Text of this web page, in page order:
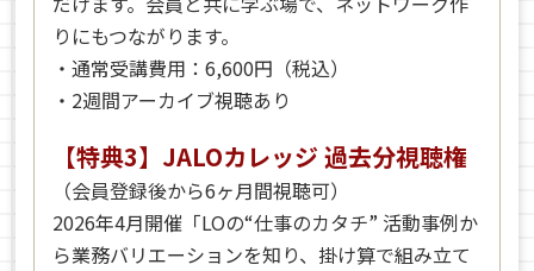
りにもつながります。
・通常受講費用：6,600円（税込）
・2週間アーカイブ視聴あり
【特典3】JALOカレッジ 過去分視聴権
（会員登録後から6ヶ月間視聴可）
2026年4月開催「LOの“仕事のカタチ” 活動事例か
ら業務バリエーションを知り、掛け算で組み立て